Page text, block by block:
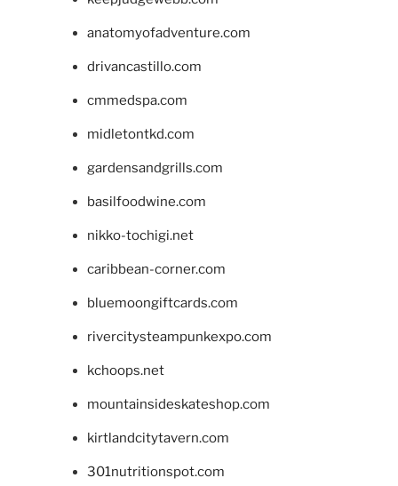
anatomyofadventure.com
drivancastillo.com
cmmedspa.com
midletontkd.com
gardensandgrills.com
basilfoodwine.com
nikko-tochigi.net
caribbean-corner.com
bluemoongiftcards.com
rivercitysteampunkexpo.com
kchoops.net
mountainsideskateshop.com
kirtlandcitytavern.com
301nutritionspot.com